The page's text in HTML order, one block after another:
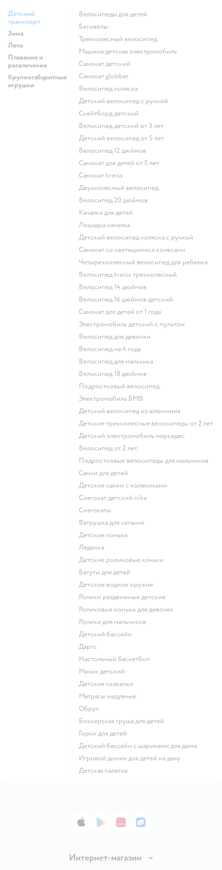
Детский
транспорт
Зима
Лето
Плавание и
развлечения
Крупногабаритные
игрушки
Велосипеды для детей
Беговелы
Трехколесный велосипед
Машина детская электромобиль
Самокат детский
Самокат globber
Велосипед коляска
Детский велосипед с ручкой
Скейтборд детский
Велосипед детский от 3 лет
Детский велосипед от 5 лет
Велосипед 12 дюймов
Самокат для детей от 5 лет
Самокат kreiss
Двухколесный велосипед
Велосипед 20 дюймов
Качалка для детей
Лошадка качалка
Детский велосипед коляска с ручкой
Самокат со светящимися колесами
Четырехколесный велосипед для ребенка
Велосипед kreiss трехколесный
Велосипед 14 дюймов
Велосипед 16 дюймов детский
Самокат для детей от 1 года
Электромобиль детский с пультом
Велосипед для девочки
Велосипед на 4 года
Велосипед для мальчика
Велосипед 18 дюймов
Подростковый велосипед
Электромобиль БМВ
Детский велосипед из алюминия
Детские трехколесные велосипеды от 2 лет
Детский электромобиль мерседес
Велосипед от 2 лет
Подростковые велосипеды для мальчиков
Санки для детей
Детские санки с колесиками
Снегокат детский nika
Снегокаты
Ватрушка для катания
Детские коньки
Ледянка
Детские роликовые коньки
Батуты для детей
Детское водное оружие
Ролики раздвижные детские
Роликовые коньки для девочек
Ролики для мальчиков
Детский бассейн
Дартс
Настольный баскетбол
Мячик детский
Детские скакалки
Матрасы надувные
Обруч
Боксерская груша для детей
Горки для детей
Детский бассейн с шариками для дома
Игровой домик для детей на дачу
Детская палатка
App StoreGoogle Play
AppGallery
RuStore
Интернет-магазин